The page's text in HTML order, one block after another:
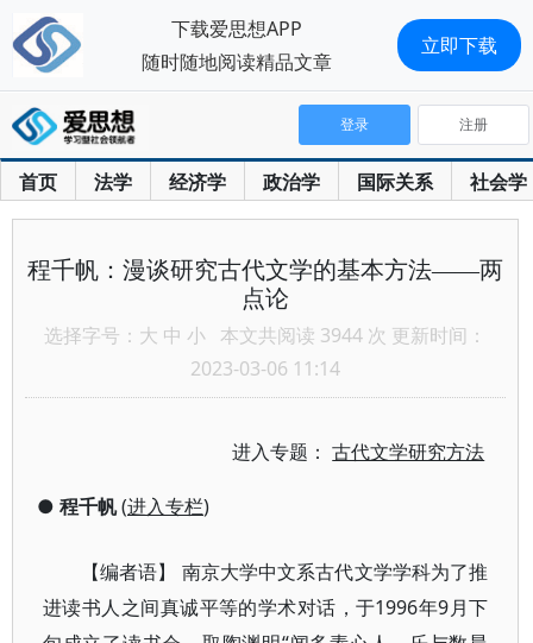
首页 法学 经济学 政治学 国际关系 社会学
登录 注册
程千帆：漫谈研究古代文学的基本方法——两
点论
选择字号： 大 中 小 本文共阅读 3944 次 更新时间：
2023-03-06 11:14
进入专题：古代文学研究方法
● 程千帆(进入专栏)
【编者语】 南京大学中文系古代文学学科为了推
进读书人之间真诚平等的学术对话，于1996年9月下
下载爱思想APP
随时随地阅读精品文章
立即下载